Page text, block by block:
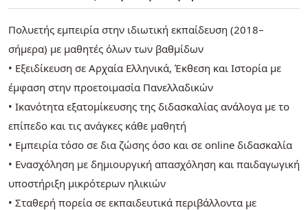
Πολυετής εμπειρία στην ιδιωτική εκπαίδευση (2018–
σήμερα) με μαθητές όλων των βαθμίδων
• Εξειδίκευση σε Αρχαία Ελληνικά, Έκθεση και Ιστορία με
έμφαση στην προετοιμασία Πανελλαδικών
• Ικανότητα εξατομίκευσης της διδασκαλίας ανάλογα με το
επίπεδο και τις ανάγκες κάθε μαθητή
• Εμπειρία τόσο σε δια ζώσης όσο και σε online διδασκαλία
• Ενασχόληση με δημιουργική απασχόληση και παιδαγωγική
υποστήριξη μικρότερων ηλικιών
• Σταθερή πορεία σε εκπαιδευτικά περιβάλλοντα με